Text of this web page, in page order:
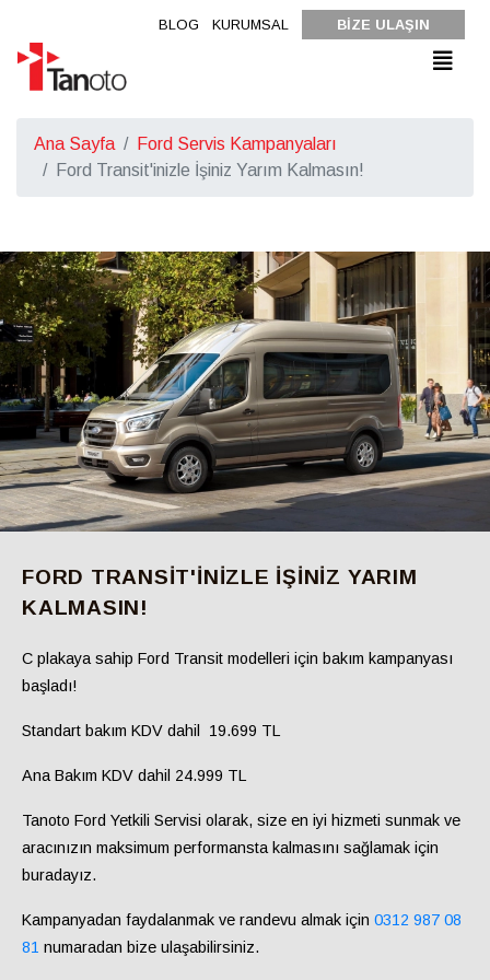
BLOG KURUMSAL BİZE ULAŞIN
Ana Sayfa
Ford Servis Kampanyaları
Ford Transit'inizle İşiniz Yarım Kalmasın!
FORD TRANSIT'INIZLE İŞINIZ YARIM
KALMASIN!
C plakaya sahip Ford Transit modelleri için bakım kampanyası
başladı!
Standart bakım KDV dahil 19.699 TL
Ana Bakım KDV dahil 24.999 TL
Tanoto Ford Yetkili Servisi olarak, size en iyi hizmeti sunmak ve
aracınızın maksimum performansta kalmasını sağlamak için
buradayız.
Kampanyadan faydalanmak ve randevu almak için 0312 987 08
81 numaradan bize ulaşabilirsiniz.